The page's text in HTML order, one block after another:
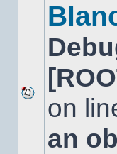
Aucun
nouveau
message
non-
on
an